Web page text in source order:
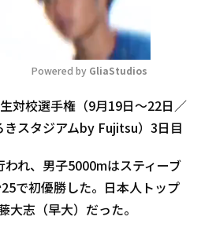
Mute
Powered by GliaStudios
対校選手権（9月19日～22日／
スタジアムby Fujitsu）3日目
われ、男子5000mはスティーブ
で初優勝した。日本人トップ
大志（早大）だった。